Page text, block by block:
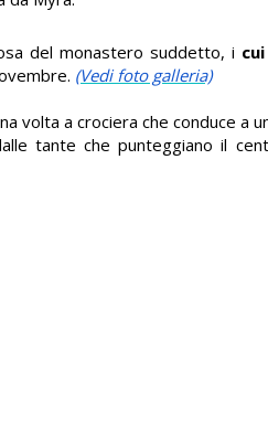
del monastero suddetto, i
(Vedi foto galleria)
volta a crociera che conduce a
tante che punteggiano il